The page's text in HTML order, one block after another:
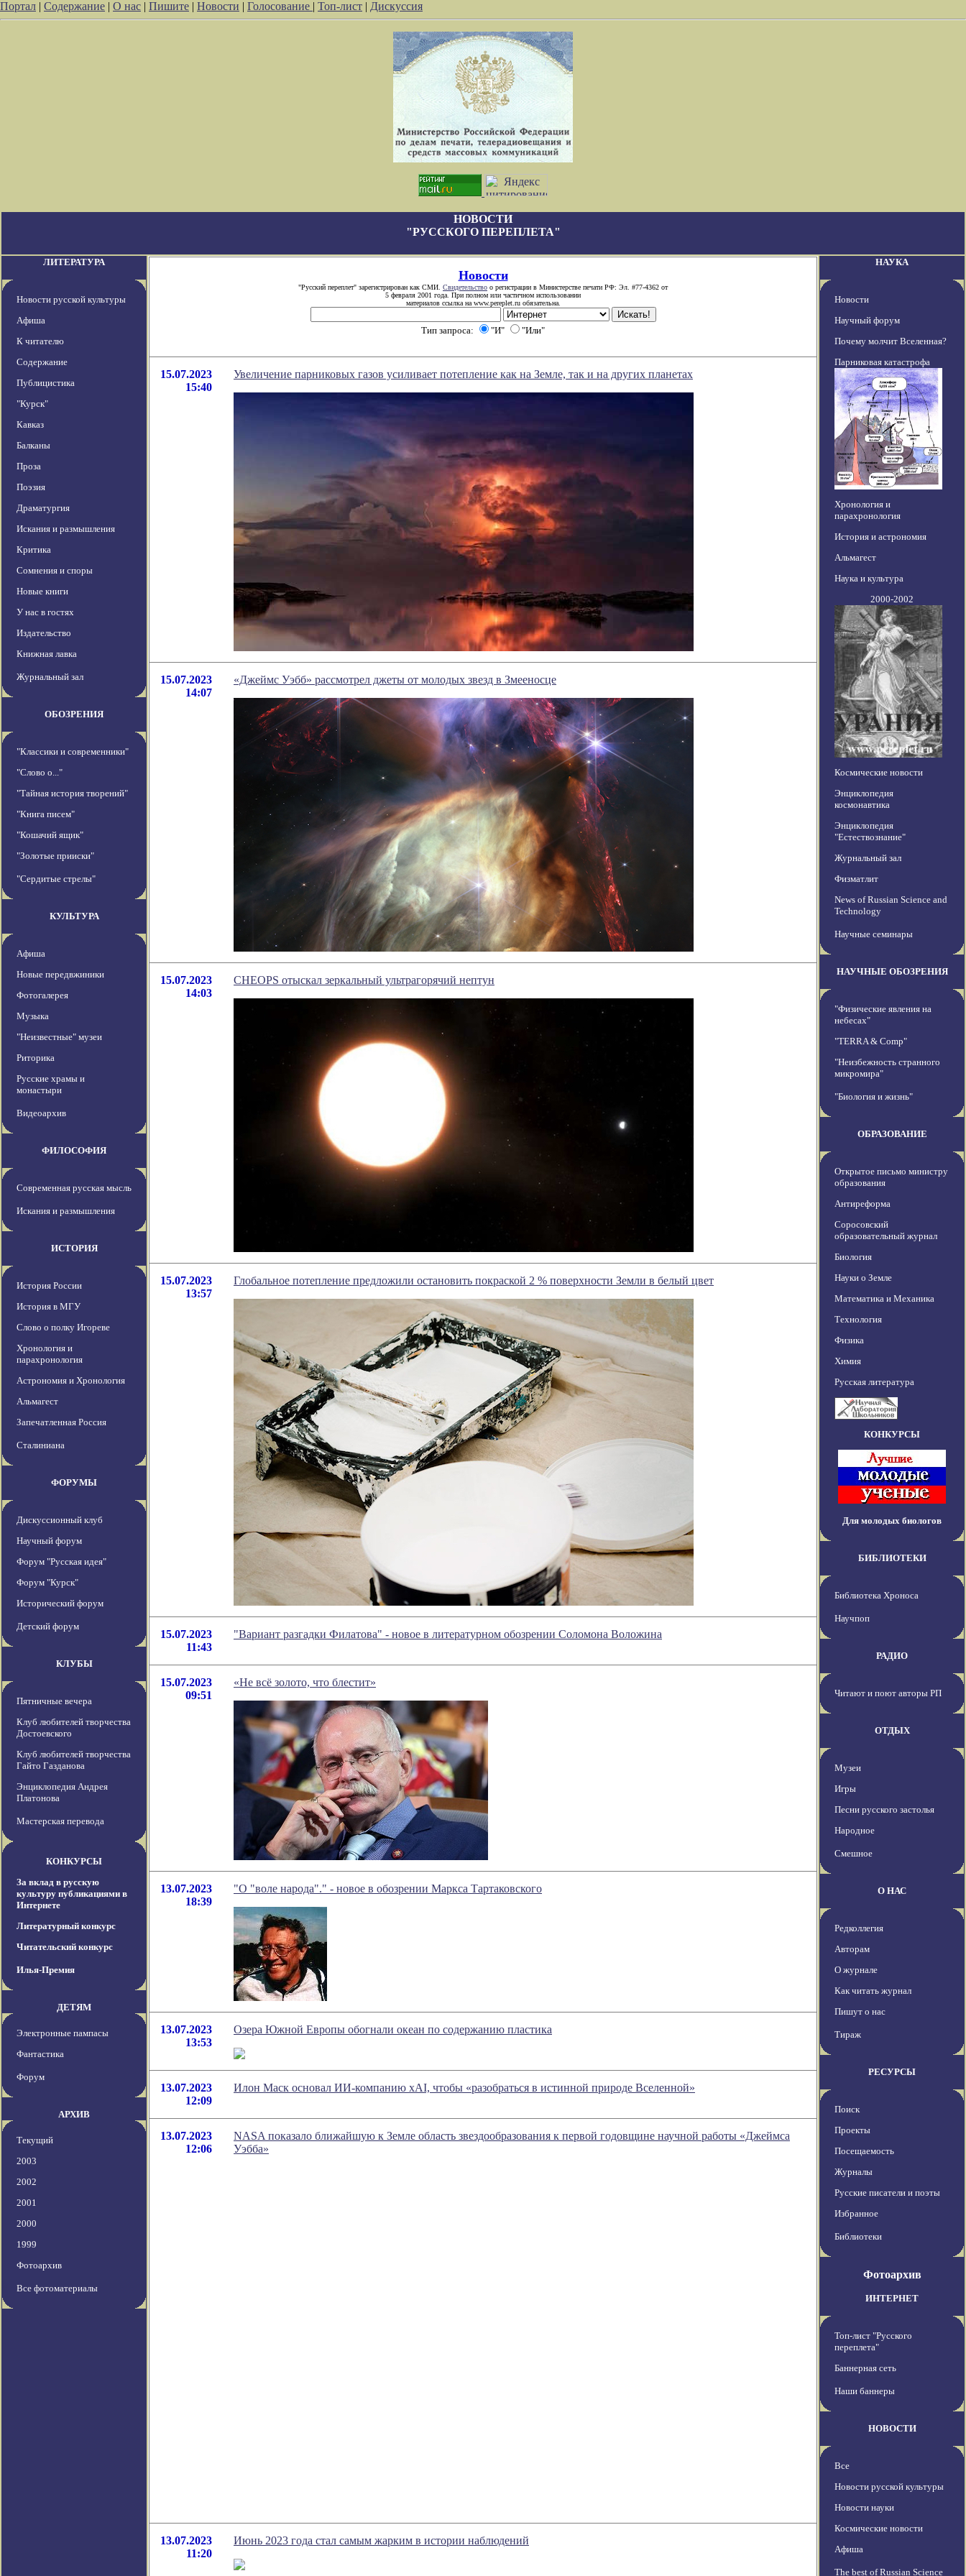
Портал | Содержание | О нас | Пишите | Новости | Голосование | Топ-лист | Дискуссия
НОВОСТИ
"РУССКОГО ПЕРЕПЛЕТА"
ЛИТЕРАТУРА
Новости русской культуры
Афиша
К читателю
Содержание
Публицистика
"Курск"
Кавказ
Балканы
Проза
Поэзия
Драматургия
Искания и размышления
Критика
Сомнения и споры
Новые книги
У нас в гостях
Издательство
Книжная лавка
Журнальный зал
ОБОЗРЕНИЯ
"Классики и современники"
"Слово о..."
"Тайная история творений"
"Книга писем"
"Кошачий ящик"
"Золотые прииски"
"Сердитые стрелы"
КУЛЬТУРА
Афиша
Новые передвжиники
Фотогалерея
Музыка
"Неизвестные" музеи
Риторика
Русские храмы и
монастыри
Видеоархив
ФИЛОСОФИЯ
Современная русская мысль
Искания и размышления
ИСТОРИЯ
История России
История в МГУ
Слово о полку Игореве
Хронология и
парахронология
Астрономия и Хронология
Альмагест
Запечатленная Россия
Сталиниана
ФОРУМЫ
Дискуссионный клуб
Научный форум
Форум "Русская идея"
Форум "Курск"
Исторический форум
Детский форум
КЛУБЫ
Пятничные вечера
Клуб любителей творчества
Достоевского
Клуб любителей творчества
Гайто Газданова
Энциклопедия Андрея
Платонова
Мастерская перевода
КОНКУРСЫ
За вклад в русскую
культуру публикациями в
Интернете
Литературный конкурс
Читательский конкурс
Илья-Премия
ДЕТЯМ
Электронные пампасы
Фантастика
Форум
АРХИВ
Текущий
2003
2002
2001
2000
1999
Фотоархив
Все фотоматериалы
Новости
"Русский переплет" зарегистрирован как СМИ. Свидетельство о регистрации в Министерстве печати РФ: Эл. #77-4362 от
5 февраля 2001 года. При полном или частичном использовании
материалов ссылка на www.pereplet.ru обязательна.
Тип запроса: "И" "Или"
15.07.2023
15:40
Увеличение парниковых газов усиливает потепление как на Земле, так и на других планетах
15.07.2023
14:07
«Джеймс Уэбб» рассмотрел джеты от молодых звезд в Змееносце
15.07.2023
14:03
CHEOPS отыскал зеркальный ультрагорячий нептун
15.07.2023
13:57
Глобальное потепление предложили остановить покраской 2 % поверхности Земли в белый цвет
15.07.2023
11:43
"Вариант разгадки Филатова" - новое в литературном обозрении Соломона Воложина
15.07.2023
09:51
«Не всë золото, что блестит»
13.07.2023
18:39
"О "воле народа"." - новое в обозрении Маркса Тартаковского
13.07.2023
13:53
Озера Южной Европы обогнали океан по содержанию пластика
13.07.2023
12:09
Илон Маск основал ИИ-компанию xAI, чтобы «разобраться в истинной природе Вселенной»
13.07.2023
12:06
NASA показало ближайшую к Земле область звездообразования к первой годовщине научной работы «Джеймса
Уэбба»
13.07.2023
11:20
Июнь 2023 года стал самым жарким в истории наблюдений
НАУКА
Новости
Научный форум
Почему молчит Вселенная?
Парниковая катастрофа
Хронология и
парахронология
История и астрономия
Альмагест
Наука и культура
2000-2002
Космические новости
Энциклопедия
космонавтика
Энциклопедия
"Естествознание"
Журнальный зал
Физматлит
News of Russian Science and
Technology
Научные семинары
НАУЧНЫЕ ОБОЗРЕНИЯ
"Физические явления на
небесах"
"TERRA & Comp"
"Неизбежность странного
микромира"
"Биология и жизнь"
ОБРАЗОВАНИЕ
Открытое письмо министру
образования
Антиреформа
Соросовский
образовательный журнал
Биология
Науки о Земле
Математика и Механика
Технология
Физика
Химия
Русская литература
КОНКУРСЫ
Для молодых биологов
БИБЛИОТЕКИ
Библиотека Хроноса
Научпоп
РАДИО
Читают и поют авторы РП
ОТДЫХ
Музеи
Игры
Песни русского застолья
Народное
Смешное
О НАС
Редколлегия
Авторам
О журнале
Как читать журнал
Пишут о нас
Тираж
РЕСУРСЫ
Поиск
Проекты
Посещаемость
Журналы
Русские писатели и поэты
Избранное
Библиотеки
Фотоархив
ИНТЕРНЕТ
Топ-лист "Русского
переплета"
Баннерная сеть
Наши баннеры
НОВОСТИ
Все
Новости русской культуры
Новости науки
Космические новости
Афиша
The best of Russian Science